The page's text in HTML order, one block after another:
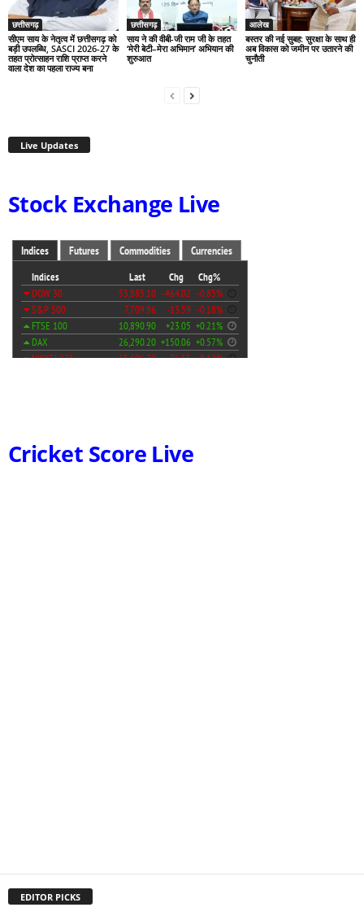
छत्तीसगढ़
सीएम साय के नेतृत्व में छत्तीसगढ़ को
बड़ी उपलब्धि, SASCI 2026-27 के
तहत प्रोत्साहन राशि प्राप्त करने
वाला देश का पहला राज्य बना
छत्तीसगढ़
साय ने की वीबी-जी राम जी के तहत
‘मेरी बेटी–मेरा अभिमान’ अभियान की
शुरुआत
आलेख
बस्तर की नई सुबह: सुरक्षा के साथ ही
अब विकास को जमीन पर उतारने की
चुनौती
Live Updates
Stock Exchange Live
Cricket Score Live
EDITOR PICKS